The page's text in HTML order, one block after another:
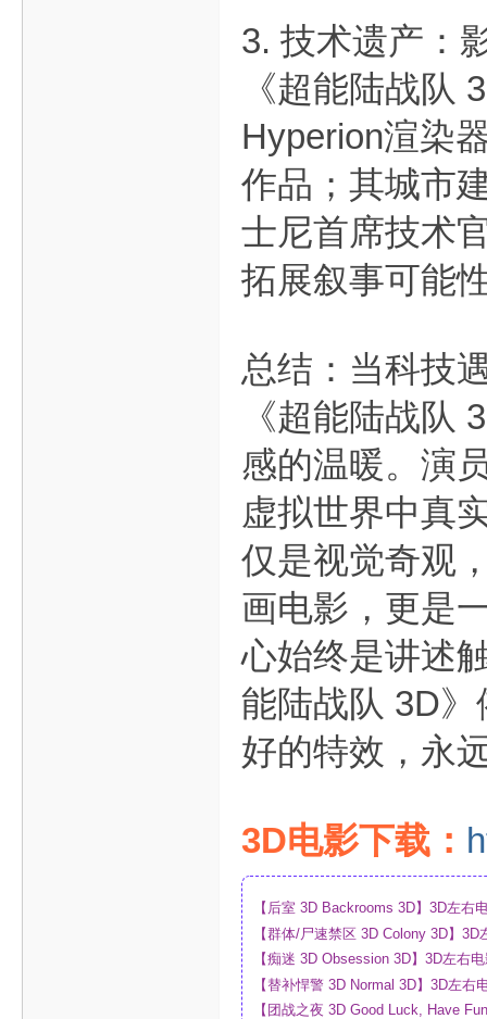
3. 技术遗产：
《超能陆战队
Hyperion渲染
作品；其城市
士尼首席技术
拓展叙事可能
总结：当科技
《超能陆战队
感的温暖。演
虚拟世界中真
仅是视觉奇观
画电影，更是
心始终是讲述
能陆战队 3D
好的特效，永
3D电影下载：
【后室 3D Backrooms 3D】3D左右
【群体/尸速禁区 3D Colony 3D】
_网盘
【痴迷 3D Obsession 3D】3D左右
【替补悍警 3D Normal 3D】3D左
【团战之夜 3D Good Luck, Have